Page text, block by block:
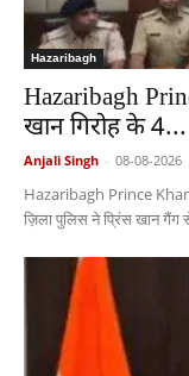
Hazaribagh
Hazaribagh
खान गिरोह के 4...
Anjali Singh - 08-08-2026
Hazaribagh Prince Khan
ज़िला पुलिस ने प्रिंस खान गैंग